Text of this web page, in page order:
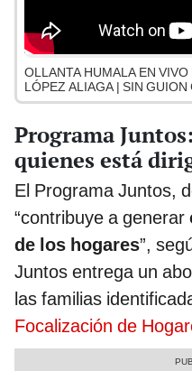
OLLANTA HUMALA EN
LÓPEZ ALIAGA | SIN
Programa
quienes está
El Programa Juntos,
“contribuye a generar
de los hogares”,
Juntos entrega un
las familias
Focalización de